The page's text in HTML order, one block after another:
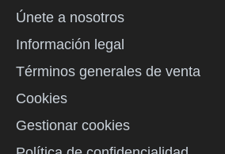
Únete a nosotros
Información legal
Términos generales de venta
Cookies
Gestionar cookies